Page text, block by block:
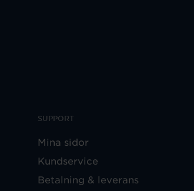
SUPPORT
Mina sidor
Kundservice
Betalning & leverans